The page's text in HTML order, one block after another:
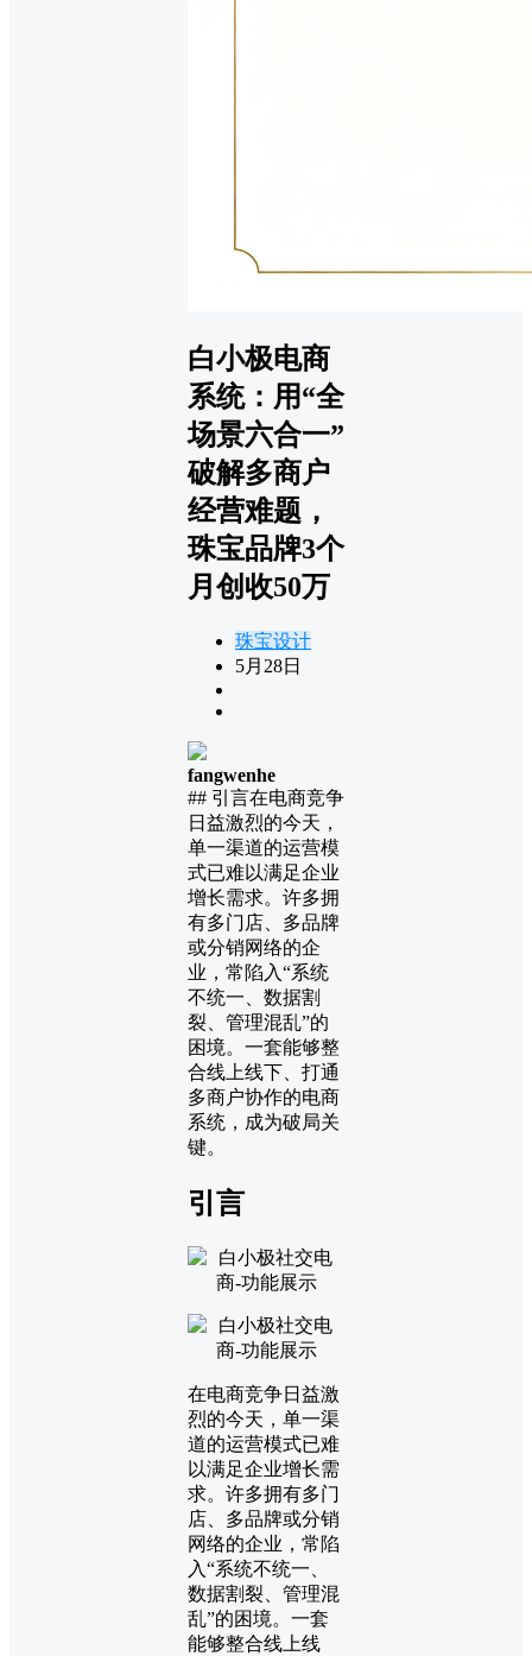
白小极电商
系统：用“全
场景六合一”
破解多商户
经营难题，
珠宝品牌3个
月创收50万
珠宝设计
5月28日
fangwenhe
## 引言在电商竞争
日益激烈的今天，
单一渠道的运营模
式已难以满足企业
增长需求。许多拥
有多门店、多品牌
或分销网络的企
业，常陷入“系统
不统一、数据割
裂、管理混乱”的
困境。一套能够整
合线上线下、打通
多商户协作的电商
系统，成为破局关
键。
引言
在电商竞争日益激
烈的今天，单一渠
道的运营模式已难
以满足企业增长需
求。许多拥有多门
店、多品牌或分销
网络的企业，常陷
入“系统不统一、
数据割裂、管理混
乱”的困境。一套
能够整合线上线